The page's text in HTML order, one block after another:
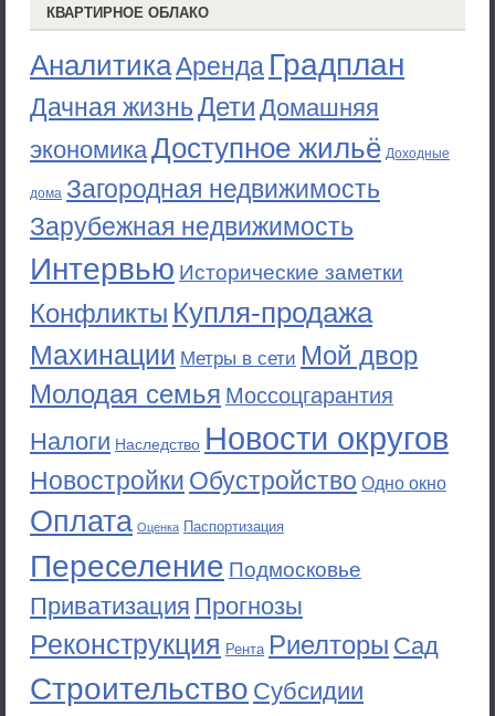
КВАРТИРНОЕ ОБЛАКО
АналитикаАренда Градплан
Дачная жизньДети Домашняя
экономикаДоступное жильё Доходные
дома Загородная недвижимость
Зарубежная недвижимость
Интервью Исторические заметки
Конфликты Купля-продажа
Махинации Метры в сети Мой двор
Молодая семья Моссоцгарантия
Налоги Наследство Новости округов
Новостройки Обустройство Одно окно
Оплата Оценка Паспортизация
Переселение Подмосковье
Приватизация Прогнозы
Реконструкция Рента Риелторы Сад
Строительство Субсидии